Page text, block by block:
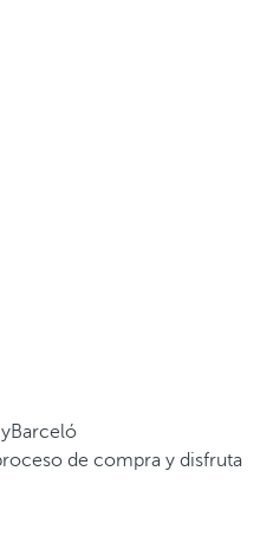
de compra y disfruta